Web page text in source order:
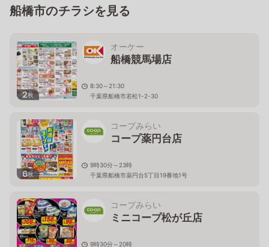
船橋市のチラシを見る
2枚
オーケー
船橋競馬場店
8:30～21:30
千葉県船橋市若松1-2-30
6枚
コープみらい
コープ薬円台店
9時30分～23時
千葉県船橋市薬円台5丁目19番地1号
コープみらい
ミニコープ松が丘店
9時30分～20時